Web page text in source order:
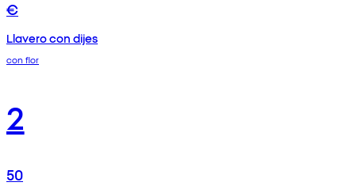
€
Llavero con dijes
con flor
2
50